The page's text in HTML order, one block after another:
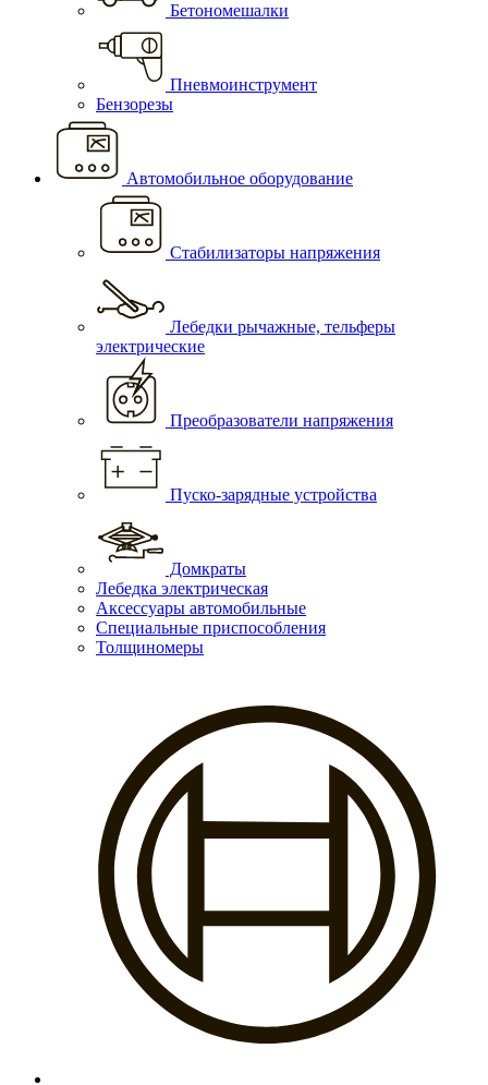
Бетономешалки
Пневмоинструмент
Бензорезы
Автомобильное оборудование
Стабилизаторы напряжения
Лебедки рычажные, тельферы
электрические
Преобразователи напряжения
Пуско-зарядные устройства
Домкраты
Лебедка электрическая
Аксессуары автомобильные
Специальные приспособления
Толщиномеры